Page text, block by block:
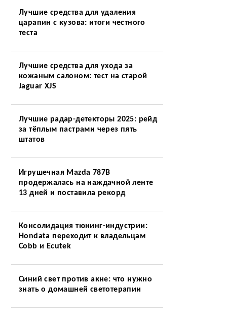
Лучшие средства для удаления
царапин с кузова: итоги честного
теста
Лучшие средства для ухода за
кожаным салоном: тест на старой
Jaguar XJS
Лучшие радар-детекторы 2025: рейд
за тёплым пастрами через пять
штатов
Игрушечная Mazda 787B
продержалась на наждачной ленте
13 дней и поставила рекорд
Консолидация тюнинг-индустрии:
Hondata переходит к владельцам
Cobb и Ecutek
Синий свет против акне: что нужно
знать о домашней светотерапии